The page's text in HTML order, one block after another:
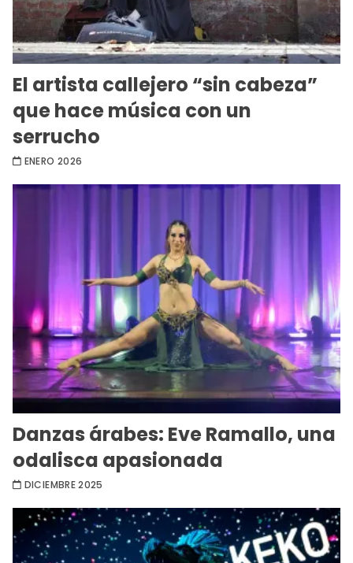
El artista callejero “sin cabeza”
que hace música con un
serrucho
ENERO 2026
Danzas árabes: Eve Ramallo, una
odalisca apasionada
DICIEMBRE 2025